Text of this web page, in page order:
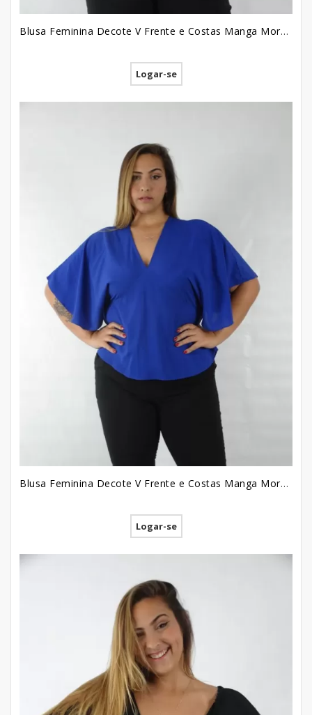
Blusa Feminina Decote V Frente e Costas Manga Morcego em Viscose Plus Size Verde Claro [2209060]
Logar-se
Blusa Feminina Decote V Frente e Costas Manga Morcego em Viscose Plus Size Azul Caneta [2209059]
Logar-se